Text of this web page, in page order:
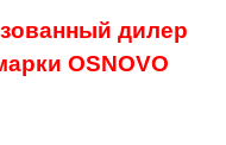
дилер
OSNOVO